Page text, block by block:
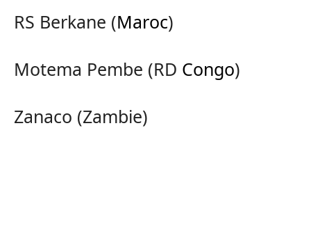
RS Berkane (Maroc)
Motema Pembe (RD Congo)
Zanaco (Zambie)